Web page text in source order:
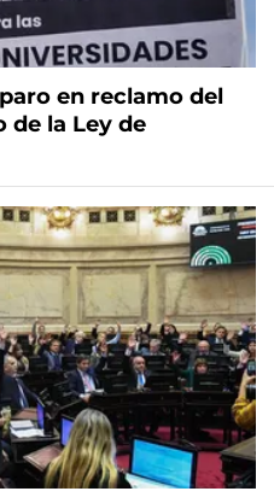
en reclamo del
la Ley de